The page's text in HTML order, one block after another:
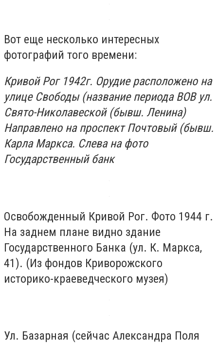
Вот еще несколько интересных
фотографий того времени:
Кривой Рог 1942г. Орудие расположено на
улице Свободы (название периода ВОВ ул.
Свято-Николавеской (бывш. Ленина)
Направлено на проспект Почтовый (бывш.
Карла Маркса. Слева на фото
Государственный банк
Освобожденный Кривой Рог. Фото 1944 г.
На заднем плане видно здание
Государственного Банка (ул. К. Маркса,
41). (Из фондов Криворожского
историко-краеведческого музея)
Ул. Базарная (сейчас Александра Поля